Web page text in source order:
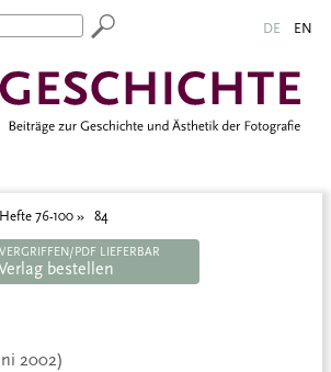
DE EN
Hefte 76-100 84
PDF LIEFERBAR
bestellen
2002)